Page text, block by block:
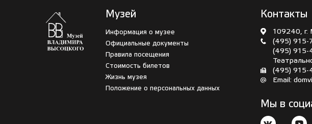
Музей
Информация о музее
Официальные документы
Правила посещения
Стоимость билетов
Жизнь музея
Положение о персональных данных
Контакты
109240, г.
(495) 915-
(495) 915-
(495) 915-
Email:
Мы в